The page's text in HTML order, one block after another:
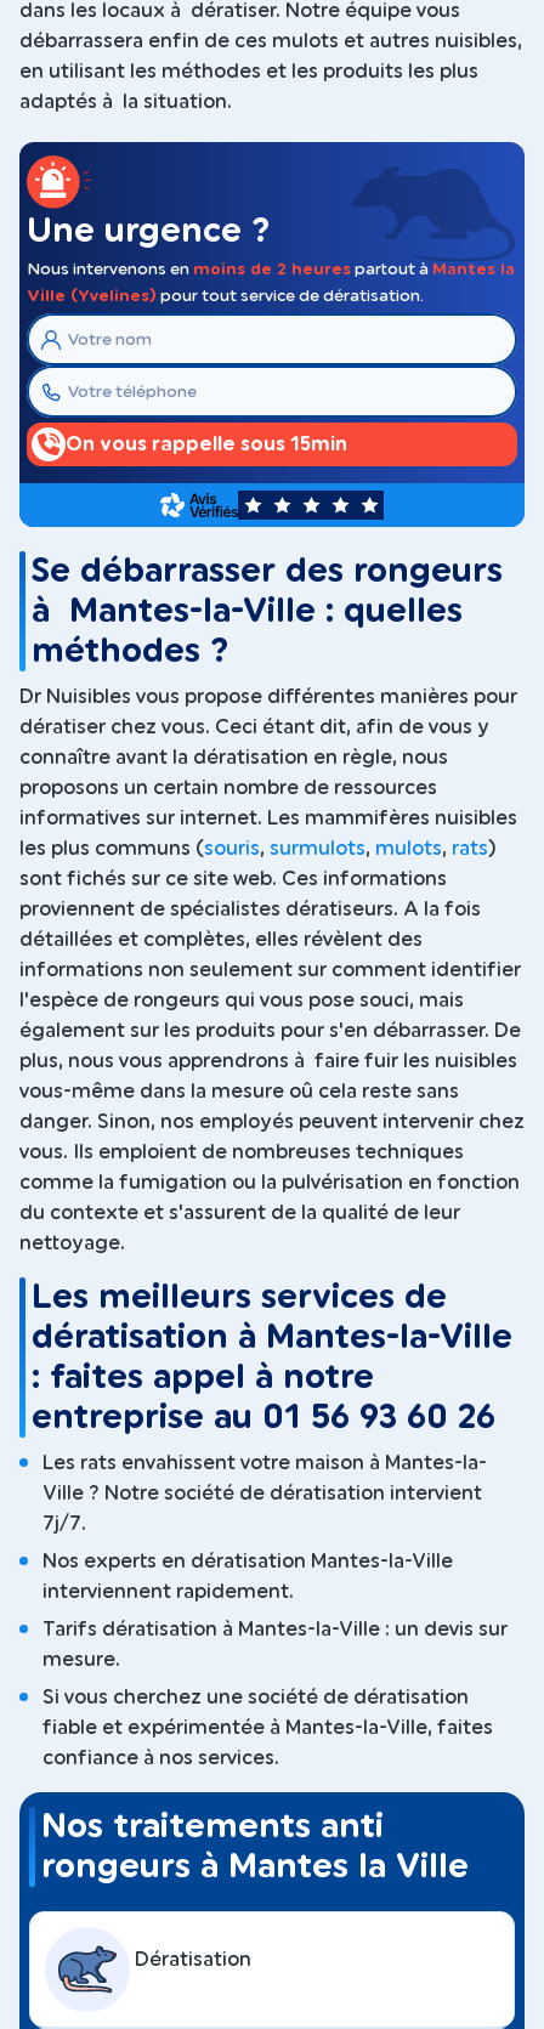
dans les locaux à dératiser. Notre équipe vous
débarrassera enfin de ces mulots et autres nuisibles,
en utilisant les méthodes et les produits les plus
adaptés à la situation.
Une urgence ?
Nous intervenons en moins de 2 heures partout à Mantes la
Ville (Yvelines) pour tout service de dératisation.
On vous rappelle sous 15min
5
Se débarrasser des rongeurs
à Mantes-la-Ville : quelles
méthodes ?
Dr Nuisibles vous propose différentes manières pour
dératiser chez vous. Ceci étant dit, afin de vous y
connaître avant la dératisation en règle, nous
proposons un certain nombre de ressources
informatives sur internet. Les mammifères nuisibles
les plus communs (souris, surmulots, mulots, rats)
sont fichés sur ce site web. Ces informations
proviennent de spécialistes dératiseurs. A la fois
détaillées et complètes, elles révèlent des
informations non seulement sur comment identifier
l'espèce de rongeurs qui vous pose souci, mais
également sur les produits pour s'en débarrasser. De
plus, nous vous apprendrons à faire fuir les nuisibles
vous-même dans la mesure oû cela reste sans
danger. Sinon, nos employés peuvent intervenir chez
vous. Ils emploient de nombreuses techniques
comme la fumigation ou la pulvérisation en fonction
du contexte et s'assurent de la qualité de leur
nettoyage.
Les meilleurs services de
dératisation à Mantes-la-Ville
: faites appel à notre
entreprise au 01 56 93 60 26
Les rats envahissent votre maison à Mantes-la-
Ville ? Notre société de dératisation intervient
7j/7.
Nos experts en dératisation Mantes-la-Ville
interviennent rapidement.
Tarifs dératisation à Mantes-la-Ville : un devis sur
mesure.
Si vous cherchez une société de dératisation
fiable et expérimentée à Mantes-la-Ville, faites
confiance à nos services.
Nos traitements anti
rongeurs à Mantes la Ville
Dératisation